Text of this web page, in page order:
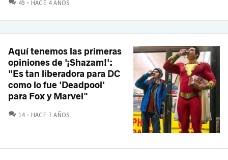
49 HACE 4 AÑOS
Aquí tenemos las primeras
opiniones de '¡Shazam!':
"Es tan liberadora para DC
como lo fue 'Deadpool'
para Fox y Marvel"
14 COMENTARIOS
HACE 7 AÑOS